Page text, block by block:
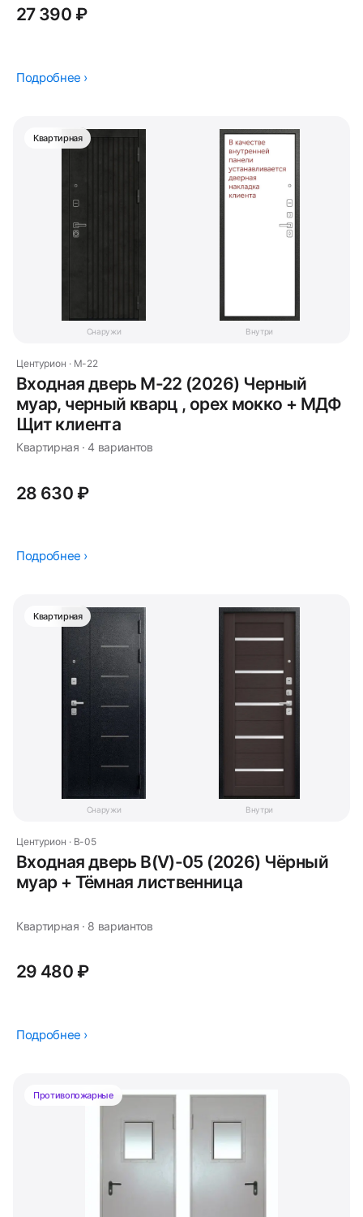
27 390 ₽
Подробнее ›
Снаружи Внутри
Квартирная
Центурион · M-22
Входная дверь M-22 (2026) Черный
муар, черный кварц , орех мокко + МДФ
Щит клиента
Квартирная · 4 вариантов
28 630 ₽
Подробнее ›
Снаружи Внутри
Квартирная
Центурион · В-05
Входная дверь В(V)-05 (2026) Чёрный
муар + Тёмная лиственница
Квартирная · 8 вариантов
29 480 ₽
Подробнее ›
Противопожарные